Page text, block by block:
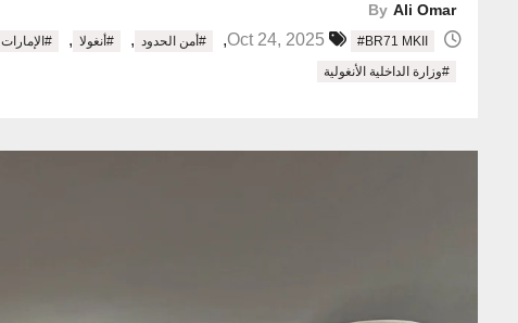
By Ali Omar
#BR71 MKII
, #أمن الحدود , #أنغولا , #الإمارات
#وزارة الداخلية الأنغولية